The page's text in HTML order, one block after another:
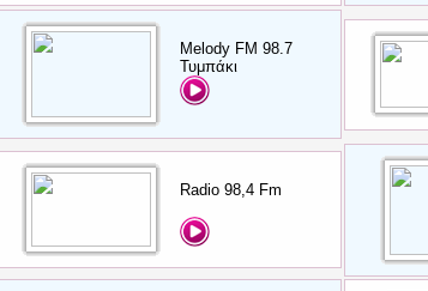
Melody FM 98.7
Τυμπάκι
Radio 98,4 Fm